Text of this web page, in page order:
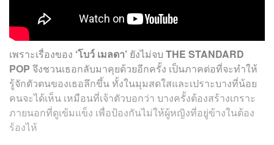
เพราะเรื่องของ ‘โบว์ เมลดา’ ยังไม่จบ THE STANDARD
POP จึงชวนเธอกลับมาคุยด้วยอีกครั้ง เป็นภาคต่อที่จะทำให้
รู้จักตัวตนของเธอลึกขึ้น ทั้งในมุมสดใสและเปราะบางที่น้อย
คนจะได้เห็น เหมือนที่เจ้าตัวบอกว่า บางครั้งต้องสร้างเกราะ
ภายนอกที่ดูเข้มแข็ง เพื่อป้องกันไม่ให้ผู้หญิงที่อยู่ข้างในต้อง
ร้องไห้